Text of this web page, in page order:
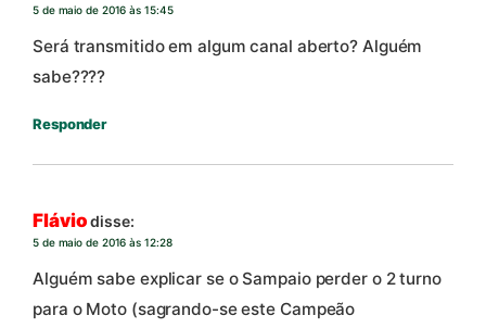
5 de maio de 2016 às 15:45
Será transmitido em algum canal aberto? Alguém
sabe????
Responder
Fláviodisse:
5 de maio de 2016 às 12:28
Alguém sabe explicar se o Sampaio perder o 2 turno
para o Moto (sagrando-se este Campeão